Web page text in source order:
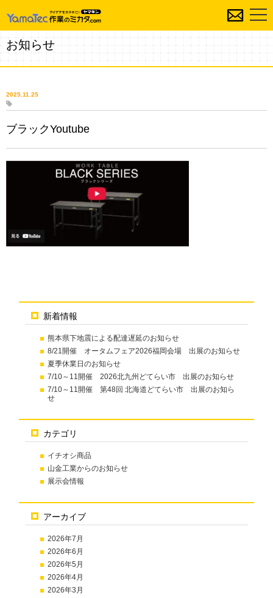
お知らせ
新着情報
熊本県下地震による配達遅延のお知らせ
8/21開催 オータムフェア2026福岡会場 出展のお知らせ
夏季休業日のお知らせ
7/10～11開催 2026北九州どてらい市 出展のお知らせ
7/10～11開催 第48回 北海道どてらい市 出展のお知ら
せ
カテゴリ
イチオシ商品
山金工業からのお知らせ
展示会情報
アーカイブ
2026年7月
2026年6月
2026年5月
2026年4月
2026年3月
2025.11.25
ブラックYoutube